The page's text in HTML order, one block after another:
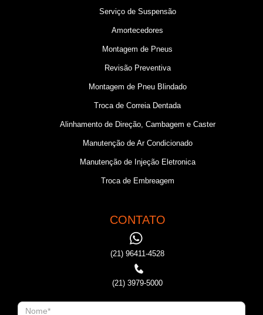
Serviço de Suspensão
Amortecedores
Montagem de Pneus
Revisão Preventiva
Montagem de Pneu Blindado
Troca de Correia Dentada
Alinhamento de Direção, Cambagem e Caster
Manutenção de Ar Condicionado
Manutenção de Injeção Eletronica
Troca de Embreagem
CONTATO
(21) 96411-4528
(21) 3979-5000